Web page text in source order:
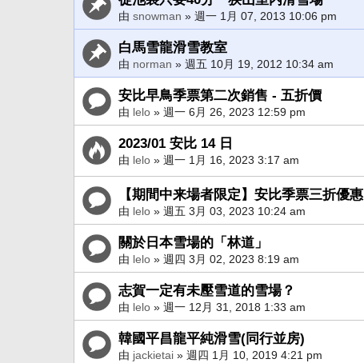
由 snowman » 週一 1月 07, 2013 10:06 pm
白馬雪龍滑雪教室
由 norman » 週五 10月 19, 2012 10:34 am
安比早鳥季票第二次銷售 - 五折價
由 lelo » 週一 6月 26, 2023 12:59 pm
2023/01 安比 14 日
由 lelo » 週一 1月 16, 2023 3:17 am
【期間中来場者限定】安比季票三折優惠
由 lelo » 週五 3月 03, 2023 10:24 am
關於日本雪場的「林道」
由 lelo » 週四 3月 02, 2023 8:19 am
志賀一定有未壓雪道的雪場？
由 lelo » 週一 12月 31, 2018 1:33 am
韓國平昌龍平純滑雪(同行並房)
由 jackietai » 週四 1月 10, 2019 4:21 pm